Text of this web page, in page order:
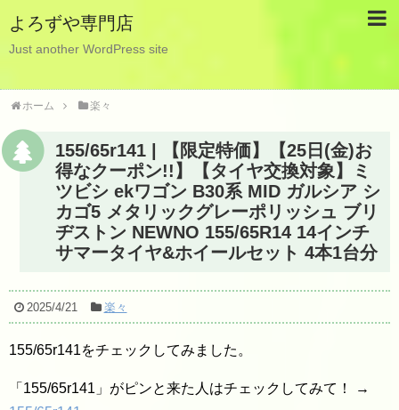
よろずや専門店
Just another WordPress site
ホーム 楽々
155/65r141 | 【限定特価】【25日(金)お
得なクーポン!!】【タイヤ交換対象】ミ
ツビシ ekワゴン B30系 MID ガルシア シ
カゴ5 メタリックグレーポリッシュ ブリ
ヂストン NEWNO 155/65R14 14インチ
サマータイヤ&ホイールセット 4本1台分
2025/4/21 楽々
155/65r141をチェックしてみました。
「155/65r141」がピンと来た人はチェックしてみて！ →